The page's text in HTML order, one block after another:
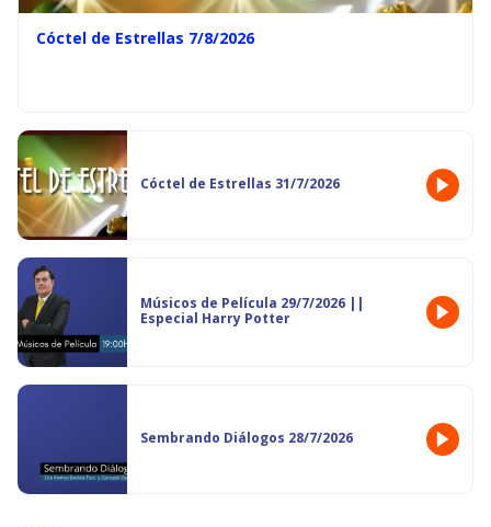
Cóctel de Estrellas 7/8/2026
Cóctel de Estrellas 31/7/2026
Músicos de Película 29/7/2026 ||
Especial Harry Potter
Sembrando Diálogos 28/7/2026